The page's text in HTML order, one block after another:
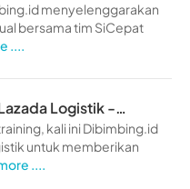
menyelenggarakan
bersama tim SiCepat
....
Logistik -
kali ini Dibimbing.id
untuk memberikan
....